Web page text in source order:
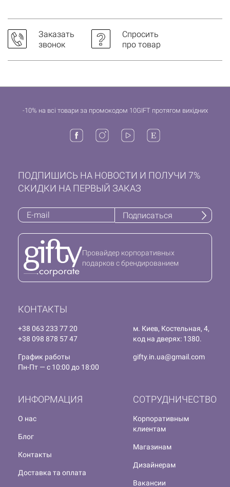
Заказать
звонок
Спросить
про товар
-10% на всі товари за промокодом 10GIFT протягом вихідних
КОНТАКТЫ
+38 063 233 77 20
+38 098 878 57 47
м. Киев, Костельная, 4,
код на дверях: 1380.
График работы
Пн-Пт — с 10:00 до 18:00
gifty.in.ua@gmail.com
СОТРУДНИЧЕСТВО
Корпоративным
клиентам
Магазинам
Дизайнерам
Вакансии
ИНФОРМАЦИЯ
О нас
Блог
Контакты
Доставка та оплата
ПОДПИШИСЬ НА НОВОСТИ И ПОЛУЧИ 7%
СКИДКИ НА ПЕРВЫЙ ЗАКАЗ
Подписаться
Провайдер корпоративных
подарков с брендированием